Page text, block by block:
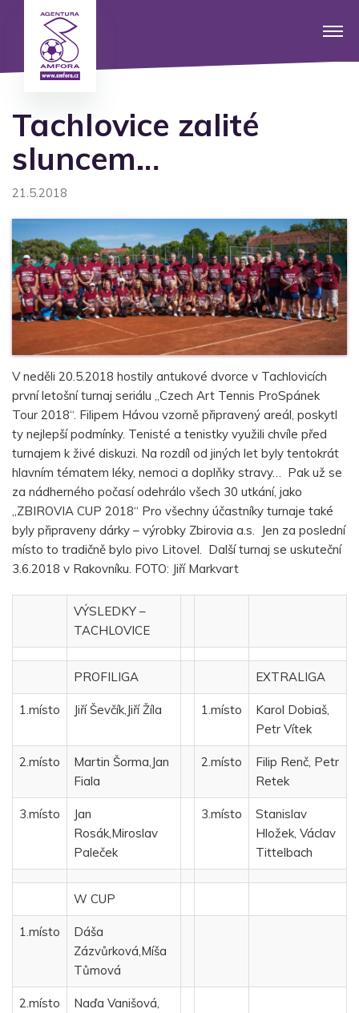
Tachlovice zalité
sluncem…
21.5.2018
V neděli 20.5.2018 hostily antukové dvorce v Tachlovicích
první letošní turnaj seriálu „Czech Art Tennis ProSpánek
Tour 2018“. Filipem Hávou vzorně připravený areál, poskytl
ty nejlepší podmínky. Tenisté a tenistky využili chvíle před
turnajem k živé diskuzi. Na rozdíl od jiných let byly tentokrát
hlavním tématem léky, nemoci a doplňky stravy… Pak už se
za nádherného počasí odehrálo všech 30 utkání, jako
„ZBIROVIA CUP 2018“ Pro všechny účastníky turnaje také
byly připraveny dárky – výrobky Zbirovia a.s. Jen za poslední
místo to tradičně bylo pivo Litovel. Další turnaj se uskuteční
3.6.2018 v Rakovníku. FOTO: Jiří Markvart
VÝSLEDKY –
TACHLOVICE
PROFILIGA EXTRALIGA
1.místo Jiří Ševčík,Jiří Žíla 1.místo
Karol Dobiaš,
Petr Vítek
2.místo
Martin Šorma,Jan
Fiala
2.místo
Filip Renč, Petr
Retek
3.místo
Jan
Rosák,Miroslav
Paleček
3.místo
Stanislav
Hložek, Václav
Tittelbach
W CUP
1.místo
Dáša
Zázvůrková,Míša
Tůmová
2.místo
Naďa Vanišová,